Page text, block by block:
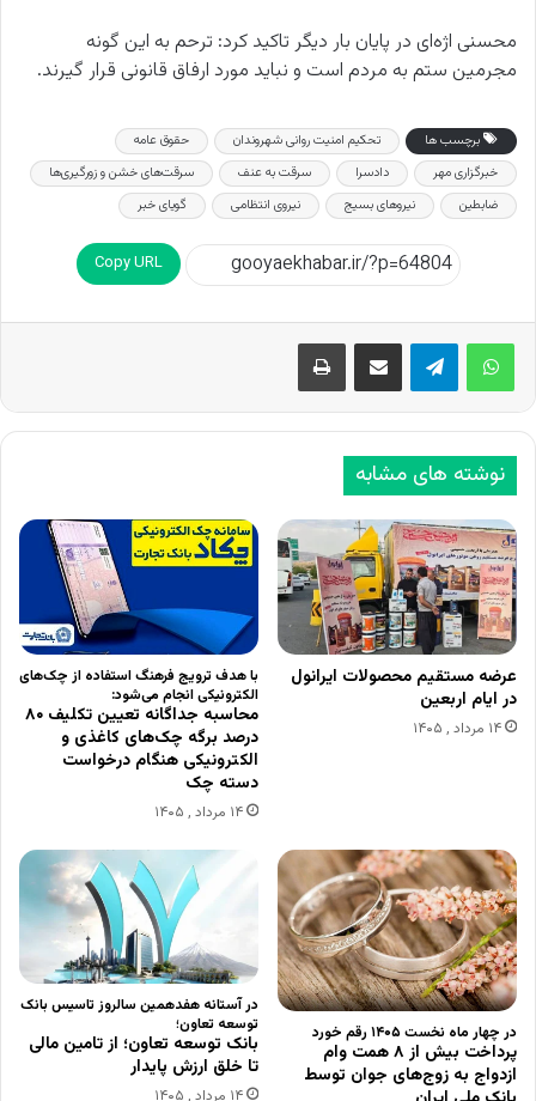
محسنی اژه‌ای در پایان بار دیگر تاکید کرد: ترحم به این گونه
مجرمین ستم به مردم است و نباید مورد ارفاق قانونی قرار گیرند.
برچسب ها تحکیم امنیت روانی شهروندان
حقوق عامه
خبرگزاری مهر
دادسرا سرقت به عنف
سرقت‌های خشن و زورگیری‌ها
ضابطین
نیروهای بسیج نیروی انتظامی گویای خبر
Copy URL
اشتراک گذاری از طریق ایمیل چاپ
نوشته های مشابه
عرضه مستقیم محصولات ایرانول
در ایام اربعین
۱۴ مرداد , ۱۴۰۵
با هدف ترویج فرهنگ استفاده از چک‌های
الکترونیکی انجام می‌شود:
محاسبه جداگانه تعیین تکلیف ۸۰
درصد برگه چک‌های کاغذی و
الکترونیکی هنگام درخواست
دسته چک
۱۴ مرداد , ۱۴۰۵
در چهار ماه نخست ۱۴۰۵ رقم خورد
پرداخت بیش از ۸ همت وام
ازدواج به زوج‌های جوان توسط
در آستانه هفدهمین سالروز تاسیس بانک
توسعه تعاون؛
بانک توسعه تعاون؛ از تامین مالی
تا خلق ارزش پایدار
۱۴ مرداد , ۱۴۰۵